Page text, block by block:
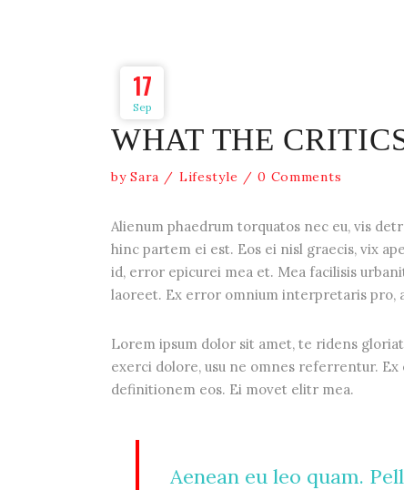
17
Sep
WHAT THE
bySara Lifestyle 0 Comments
Alienum phaedrum torquatos nec eu, vis
hinc partem ei est. Eos ei nisl graecis, vix
id, error epicurei mea et. Mea facilisis
laoreet. Ex error omnium interpretaris pro,
Lorem ipsum dolor sit amet, te ridens
exerci dolore, usu ne omnes referrentur.
definitionem eos. Ei movet elitr mea.
Aenean eu leo quam.